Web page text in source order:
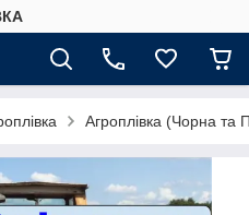
Агроплівка (Чорна та